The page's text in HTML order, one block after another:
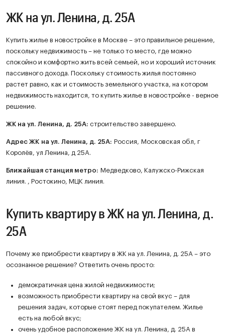
ЖК на ул. Ленина, д. 25А
Купить жилье в новостройке в Москве – это правильное решение,
поскольку недвижимость – не только то место, где можно
спокойно и комфортно жить всей семьей, но и хороший источник
пассивного дохода. Поскольку стоимость жилья постоянно
растет равно, как и стоимость земельного участка, на котором
недвижимость находится, то купить жилье в новостройке - верное
решение.
ЖК на ул. Ленина, д. 25А: строительство завершено.
Адрес ЖК на ул. Ленина, д. 25А: Россия, Московская обл, г
Королёв, ул Ленина, д 25А.
Ближайшая станция метро: Медведково, Калужско-Рижская
линия. , Ростокино, МЦК линия.
Купить квартиру в ЖК на ул. Ленина, д.
25А
Почему же приобрести квартиру в ЖК на ул. Ленина, д. 25А – это
осознанное решение? Ответить очень просто:
демократичная цена жилой недвижимости;
возможность приобрести квартиру на свой вкус – для
решения задач, которые стоят перед покупателем. Жилье
есть на любой вкус;
очень удобное расположение ЖК на ул. Ленина, д. 25А в